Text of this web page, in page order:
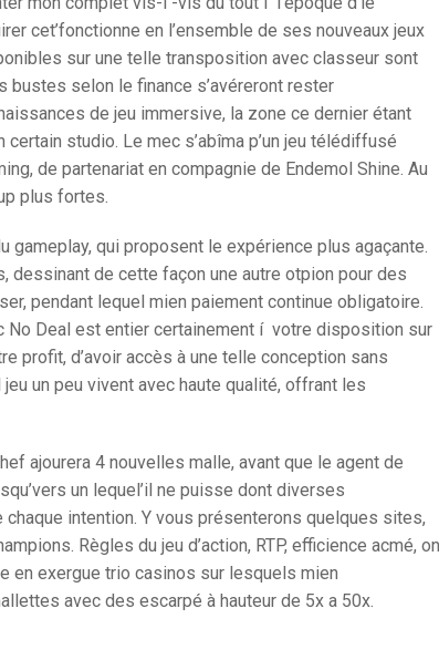
cet’fonctionne en l’ensemble de ses nouveaux jeux
sur une telle transposition avec classeur sont
selon le finance s’avéreront rester
de jeu immersive, la zone ce dernier étant
studio. Le mec s’abîma p’un jeu télédiffusé
de partenariat en compagnie de Endemol Shine. Au
plus fortes.
gameplay, qui proposent le expérience plus agaçante.
de cette façon une autre otpion pour des
pendant lequel mien paiement continue obligatoire.
Deal est entier certainement í votre disposition sur
profit, d’avoir accès à une telle conception sans
un peu vivent avec haute qualité, offrant les
ajourera 4 nouvelles malle, avant que le agent de
un lequel’il ne puisse dont diverses
intention. Y vous présenterons quelques sites,
Règles du jeu d’action, RTP, efficience acmé, on
en exergue trio casinos sur lesquels mien
avec des escarpé à hauteur de 5x a 50x.